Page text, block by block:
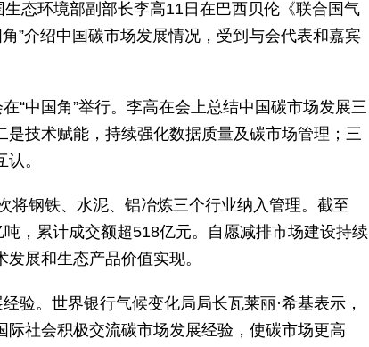
态环境部副部长李高11日在巴西贝伦《联合国气
”介绍中国碳市场发展情况，受到与会代表和嘉宾
“中国角”举行。李高在会上总结中国碳市场发展三
技术赋能，持续强化数据质量及碳市场管理；三
。
将钢铁、水泥、铝冶炼三个行业纳入管理。截至
，累计成交额超518亿元。自愿减排市场建设持续
展和生态产品价值实现。
验。世界银行气候变化局局长瓦莱丽·希基表示，
社会积极交流碳市场发展经验，使碳市场更高